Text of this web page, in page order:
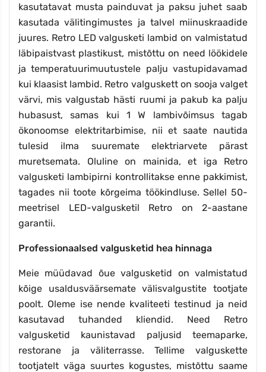
kasutatavat musta painduvat ja paksu juhet saab
kasutada välitingimustes ja talvel miinuskraadide
juures. Retro LED valgusketi lambid on valmistatud
läbipaistvast plastikust, mistõttu on need löökidele
ja temperatuurimuutustele palju vastupidavamad
kui klaasist lambid. Retro valguskett on sooja valget
värvi, mis valgustab hästi ruumi ja pakub ka palju
hubasust, samas kui 1 W lambivõimsus tagab
ökonoomse elektritarbimise, nii et saate nautida
tulesid ilma suuremate elektriarvete pärast
muretsemata. Oluline on mainida, et iga Retro
valgusketi lambipirni kontrollitakse enne pakkimist,
tagades nii toote kõrgeima töökindluse. Sellel 50-
meetrisel LED-valgusketil Retro on 2-aastane
garantii.
Professionaalsed valgusketid hea hinnaga
Meie müüdavad õue valgusketid on valmistatud
kõige usaldusväärsemate välisvalgustite tootjate
poolt. Oleme ise nende kvaliteeti testinud ja neid
kasutavad tuhanded kliendid. Need Retro
valgusketid kaunistavad paljusid teemaparke,
restorane ja väliterrasse. Tellime valguskette
tootjatelt väga suurtes kogustes, mistõttu saame